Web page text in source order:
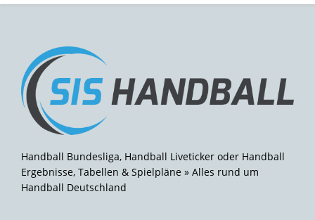
Handball Bundesliga, Handball Liveticker oder Handball
Ergebnisse, Tabellen & Spielpläne » Alles rund um
Handball Deutschland